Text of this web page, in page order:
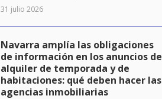
31 julio 2026
Navarra amplía las obligaciones
de información en los anuncios de
alquiler de temporada y de
habitaciones: qué deben hacer las
agencias inmobiliarias